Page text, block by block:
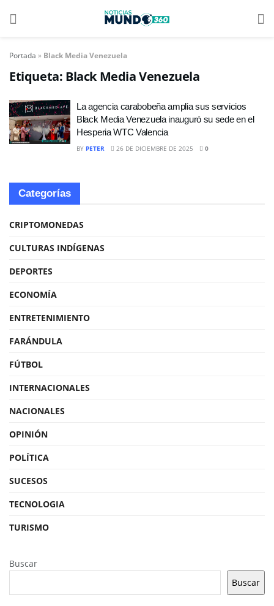
Portada » Black Media Venezuela
Etiqueta: Black Media Venezuela
La agencia carabobeña amplia sus servicios
Black Media Venezuela inauguró su sede en el
Hesperia WTC Valencia
BY PETER 26 DE DICIEMBRE DE 2025 0
Categorías
CRIPTOMONEDAS
CULTURAS INDÍGENAS
DEPORTES
ECONOMÍA
ENTRETENIMIENTO
FARÁNDULA
FÚTBOL
INTERNACIONALES
NACIONALES
OPINIÓN
POLÍTICA
SUCESOS
TECNOLOGIA
TURISMO
Buscar
Buscar